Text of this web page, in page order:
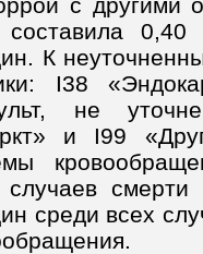
составила
К
I38
не
и I99
случаев
среди всех